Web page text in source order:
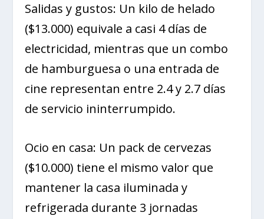
Salidas y gustos: Un kilo de helado
($13.000) equivale a casi 4 días de
electricidad, mientras que un combo
de hamburguesa o una entrada de
cine representan entre 2.4 y 2.7 días
de servicio ininterrumpido.
Ocio en casa: Un pack de cervezas
($10.000) tiene el mismo valor que
mantener la casa iluminada y
refrigerada durante 3 jornadas